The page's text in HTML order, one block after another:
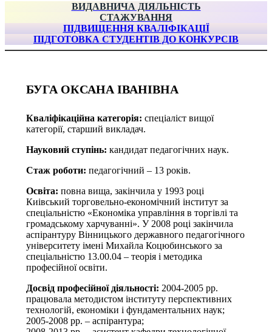
ВИДАВНИЧА ДІЯЛЬНІСТЬ
СТАЖУВАННЯ
ПІДВИЩЕННЯ КВАЛІФІКАЦІЇ
ПІДГОТОВКА СТУДЕНТІВ ДО КОНКУРСІВ
БУГА ОКСАНА ІВАНІВНА
Кваліфікаційна категорія: спеціаліст вищої
категорії, старший викладач.
Науковий ступінь: кандидат педагогічних наук.
Стаж роботи: педагогічний – 13 років.
Освіта: повна вища, закінчила у 1993 році
Киівський торговельно-економічний інститут за
спеціальністю «Економіка управління в торгівлі та
громадському харчуванні». У 2008 році закінчила
аспірантуру Вінницького державного педагогічного
університету імені Михайла Коцюбинського за
спеціальністю 13.00.04 – теорія і методика
професійної освіти.
Досвід професійної діяльності: 2004-2005 рр.
працювала методистом інституту перспективних
технологій, економіки і фундаментальних наук;
2005-2008 рр. – аспірантура;